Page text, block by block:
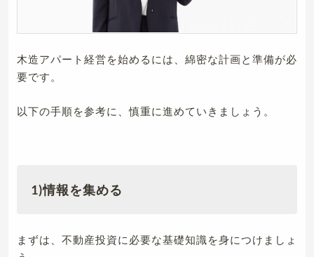
木造アパート経営を始めるには、綿密な計画と準備が必
要です。
以下の手順を参考に、慎重に進めていきましょう。
1)情報を集める
まずは、不動産投資に必要な基礎知識を身につけましょ